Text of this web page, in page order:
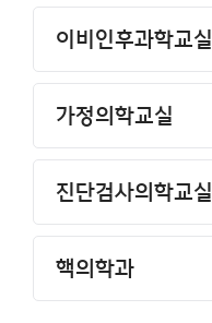
이비인후과학교실
가정의학교실
진단검사의학교실
핵의학과